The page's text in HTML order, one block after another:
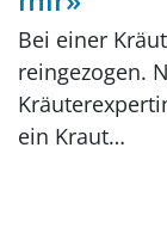
Bei einer
reingezogen.
ein Kraut…